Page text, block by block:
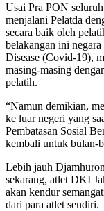
Usai Pra PON
menjalani Pelatda
secara baik oleh
belakangan ini
Disease (Covid-19),
masing-masing
pelatih.
“Namun demikian,
ke luar negeri yang
Pembatasan Sosial
kembali untuk bulan-
Lebih jauh
sekarang, atlet DKI
akan kendur
dari para atlet sendiri.